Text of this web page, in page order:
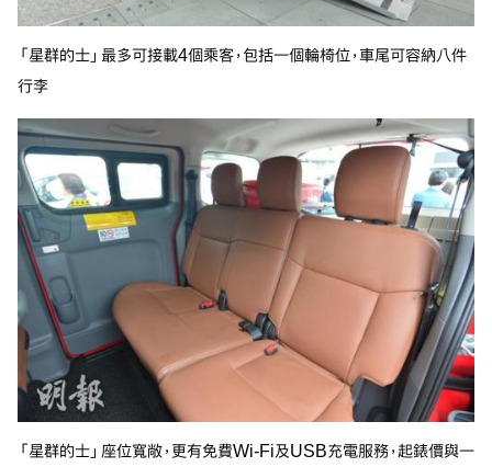
「星群的士」最多可接載4個乘客，包括一個輪椅位，車尾可容納八件
行李
「星群的士」座位寬敞，更有免費Wi-Fi及USB充電服務，起錶價與一